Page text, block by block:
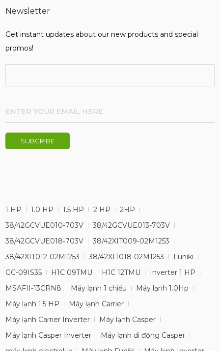
Newsletter
Get instant updates about our new products and special
promos!
1 HP 1.0 HP 1.5 HP 2 HP
2HP
38/42GCVUE010-703V
38/42GCVUE013-703V
38/42GCVUE018-703V
38/42XIT009-02M1253
38/42XIT012-02M1253
38/42XIT018-02M1253
Funiki
GC-09IS35
H1C 09TMU H1C 12TMU
Inverter 1 HP
MSAFII-13CRN8
Máy lạnh 1 chiều
Máy lạnh 1.0Hp
Máy lạnh 1.5 HP
Máy lạnh Carrier
Máy lạnh Carrier Inverter
Máy lạnh Casper
Máy lạnh Casper Inverter
Máy lạnh di động Casper